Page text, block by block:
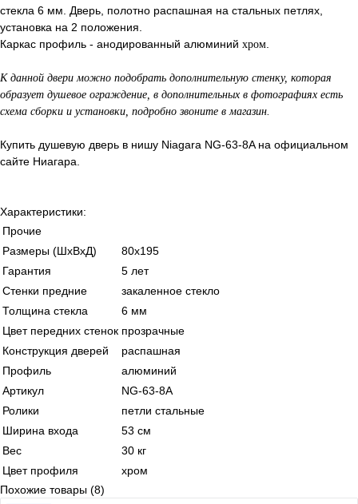
стекла 6 мм. Дверь, полотно распашная на стальных петлях,
установка на 2 положения.
Каркас профиль - анодированный алюминий хром
К данной двери можно подобрать дополнительную стенку, которая
образует душевое ограждение, в дополнительных в фотографиях есть
схема сборки и установки, подробно звоните в магазин.
Купить душевую дверь в нишу Niagara NG-63-8A на официальном
сайте Ниагара.
Характеристики:
Прочие
Размеры (ШхВхД)
80x195
Гарантия
5 лет
Стенки предние
закаленное стекло
Толщина стекла
6 мм
Цвет передних стенок прозрачные
Конструкция дверей
распашная
Профиль
алюминий
Артикул
NG-63-8A
Ролики
петли стальные
Ширина входа
53 см
Вес
30 кг
Цвет профиля
хром
Похожие товары (8)